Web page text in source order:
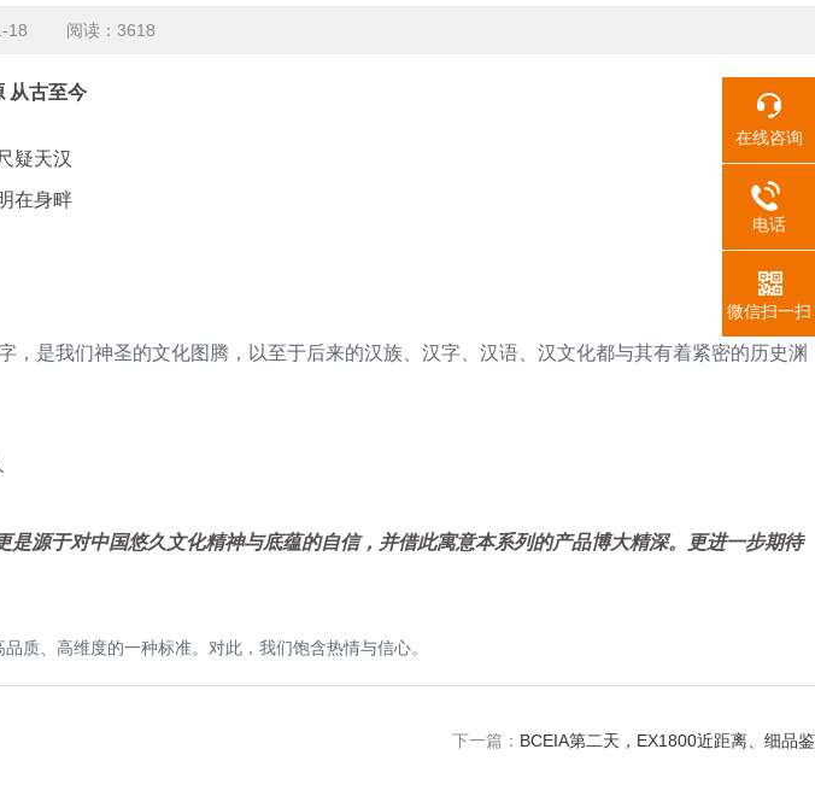
18 阅读：3618
从古至今
疑天汉
在身畔
是我们神圣的文化图腾，以至于后来的汉族、汉字、汉语、汉文化都与其有着紧密的历史渊
源于对中国悠久文化精神与底蕴的自信，并借此寓意本系列的产品博大精深。更进一步期待
质、高维度的一种标准。对此，我们饱含热情与信心。
下一篇： BCEIA第二天，EX1800近距离、细品鉴
在线咨询
电话
微信扫一扫